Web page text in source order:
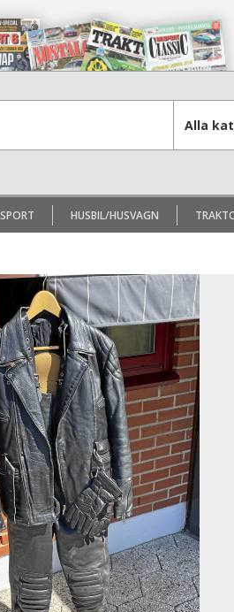
HUSBIL/HUSVAGN